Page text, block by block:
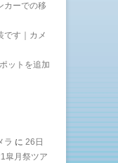
カーでの移
です｜カメ
ットを追加
ラ に 26日
皐月祭ツア